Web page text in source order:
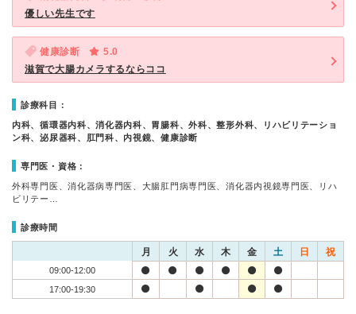
優しい先生です
健康診断
5.0
滋賀で大腸カメラするならココ
診療科目：
内科、循環器内科、消化器内科、胃腸科、外科、整形外科、リハビリテーショ
ン科、泌尿器科、肛門科、内視鏡、健康診断
専門医・資格：
外科専門医、消化器病専門医、大腸肛門病専門医、消化器内視鏡専門医、リハ
ビリテー…
診療時間
月 火 水 木 金 土 日 祝
09:00-12:00
17:00-19:30